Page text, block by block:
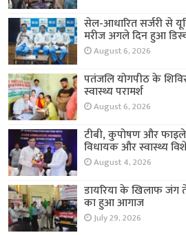
सेल-आधारित सर्जरी से
मरीज अगले दिन हुआ
August 6, 2026
पतंजलि योगपीठ के
स्वास्थ्य परामर्श
August 6, 2026
टीबी, कुपोषण और
विधायक और स्वास्थ्य
August 4, 2026
डायरिया के खिलाफ जंग
का हुआ आगाज
July 29, 2026